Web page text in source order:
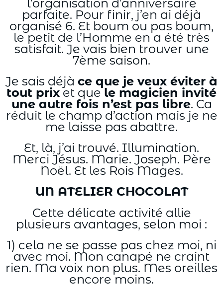
l’organisation d’anniversaire
parfaite. Pour finir, j’en ai déjà
organisé 6. Et boum ou pas boum,
le petit de l’Homme en a été très
satisfait. Je vais bien trouver une
7ème saison.
Je sais déjà ce que je veux éviter à
tout prixet quele magicien invité
une autre fois n’est pas libre. Ca
réduit le champ d’action mais je ne
me laisse pas abattre.
Et, là, j’ai trouvé. Illumination.
Merci Jésus. Marie. Joseph. Père
Noël. Et les Rois Mages.
UN ATELIER CHOCOLAT
Cette délicate activité allie
plusieurs avantages, selon moi :
1) cela ne se passe pas chez moi, ni
avec moi. Mon canapé ne craint
rien. Ma voix non plus. Mes oreilles
encore moins.